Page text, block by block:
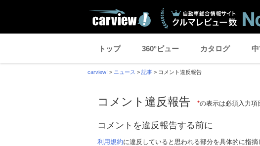
トップ 360°ビュー カタログ
carview! > ニュース > 記事 > コメント違反報告
コメント違反報告 *の表示は必須入力項
コメントを違反報告する前に
利用規約に違反していると思われる部分を具体的に指